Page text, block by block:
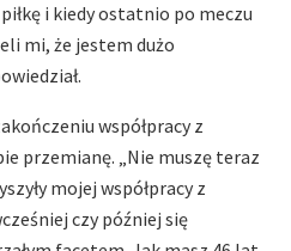
i kiedy ostatnio po meczu
mi, że jestem dużo
współpracy z
przemianę. „Nie muszę teraz
mojej współpracy z
czy później się